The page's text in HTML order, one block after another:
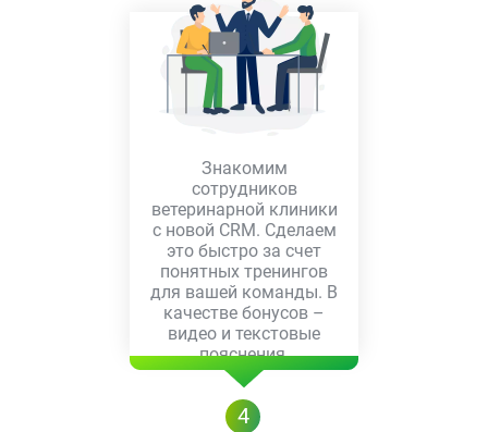
Знакомим
сотрудников
ветеринарной клиники
с новой CRM. Сделаем
это быстро за счет
понятных тренингов
для вашей команды. В
качестве бонусов –
видео и текстовые
пояснения.
4